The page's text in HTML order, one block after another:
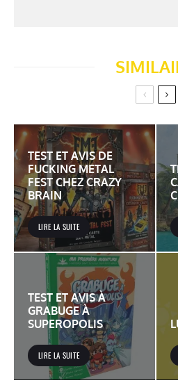
TEST ET AVIS DE
FUCKING METAL
FEST CHEZ CRAZY
BRAIN
LIRE LA SUITE
TEST ET AVIS À
GRABUGE À
SUPEROPOLIS
LIRE LA SUITE